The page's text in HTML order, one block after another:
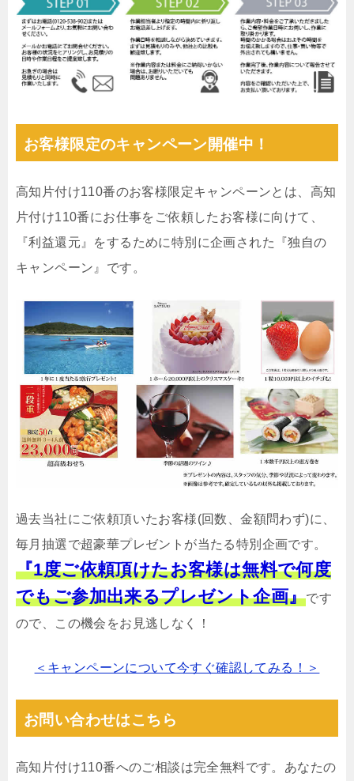
お客様限定のキャンペーン開催中！
高知片付け110番のお客様限定キャンペーンとは、高知
片付け110番にお仕事をご依頼したお客様に向けて、
『利益還元』をするために特別に企画された『独自の
キャンペーン』です。
過去当社にご依頼頂いたお客様(回数、金額問わず)に、
毎月抽選で超豪華プレゼントが当たる特別企画です。
『1度ご依頼頂けたお客様は無料で何度
でもご参加出来るプレゼント企画』です
ので、この機会をお見逃しなく！
＜キャンペーンについて今すぐ確認してみる！＞
お問い合わせはこちら
高知片付け110番へのご相談は完全無料です。あなたの